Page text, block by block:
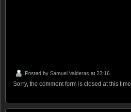
Posted by Samuel Valderas at 22:16
Sorry, the comment form is closed at this time.